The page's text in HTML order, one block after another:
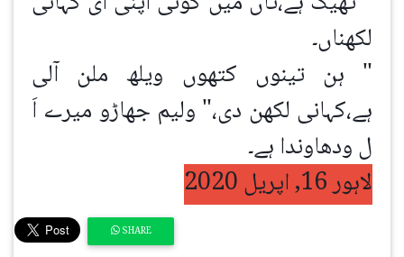
لکھناں۔
" ہن تینوں کتھوں ویلھ ملن آلی
ہے،کہانی لکھن دی،" ولیم جھاڑو میرے اَ
ل ودھاوندا ہے۔
لاہور 16, اپریل 2020
SHARE